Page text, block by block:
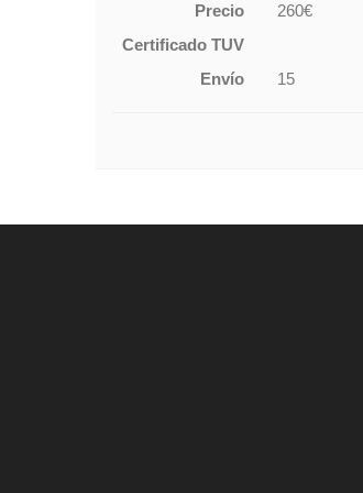
Precio
260€
Certificado TUV
Envío
15